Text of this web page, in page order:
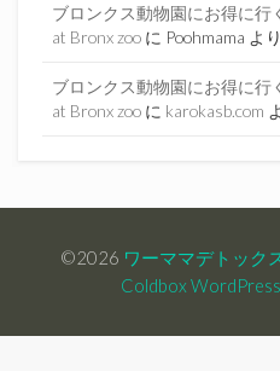
ブロンクス動物園にお得に行
at Bronx zoo に Poohmama より
ブロンクス動物園にお得に行
at Bronx zoo に karokasb.com
©2026 ワーママデトック
Coldbox